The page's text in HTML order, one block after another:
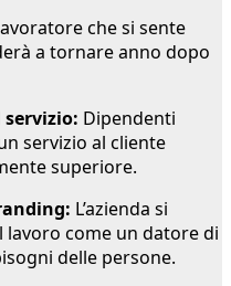
che si sente
a tornare anno dopo
Dipendenti
servizio al cliente
superiore.
L’azienda si
lavoro come un datore di
delle persone.